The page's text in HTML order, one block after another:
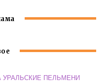
УРАЛЬСКИЕ ПЕЛЬМЕНИ